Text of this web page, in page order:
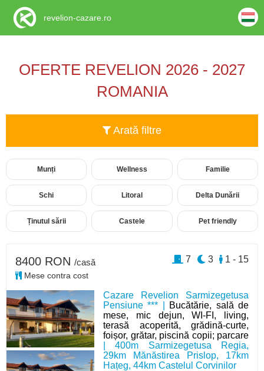
OFERTE REVELION 2026 - 2027
ROMANIA
Arată filtre
Munți Wellness Familie
Schi Litoral Delta Dunării
Ținutul sării Castele Pet friendly
Cazare Revelion Sarmizegetusa
Pensiune *** |
Bucătărie, sală de
mese, mic dejun, WI-FI, living,
terasă acoperită, grădină-curte,
foișor, grătar, piscină copii; parcare
| 400m Sarmizegetusa Regia,
29km Mănăstirea Prislop, 17km
Hațeg, 44km Castelul Corvinilor
8400 RON /casă
Mese contra cost
1 - 15
3
7
revelion-cazare.ro